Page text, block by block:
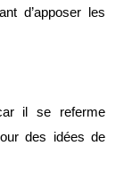
d’apposer les
il se referme
des idées de